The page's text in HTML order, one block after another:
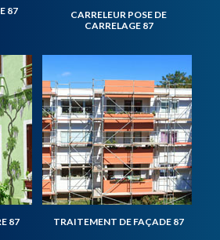
87
CARRELEUR POSE DE
CARRELAGE 87
87 TRAITEMENT DE FAÇADE 87